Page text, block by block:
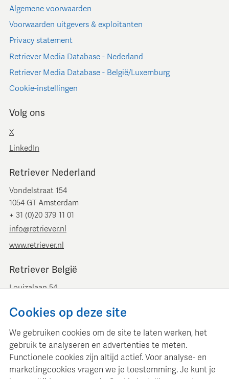
Algemene voorwaarden
Voorwaarden uitgevers & exploitanten
Privacy statement
Retriever Media Database - Nederland
Retriever Media Database - België/Luxemburg
Cookie-instellingen
Volg ons
X
LinkedIn
Retriever Nederland
Vondelstraat 154
1054 GT Amsterdam
+ 31 (0)20 379 11 01
info@retriever.nl
www.retriever.nl
Retriever België
Louizalaan 54
+ 32 (0)2 893 00 52
www.retrievermedia.be
Cookies op deze site
We gebruiken cookies om de site te laten werken, het
gebruik te analyseren en advertenties te meten.
Functionele cookies zijn altijd actief. Voor analyse- en
marketingcookies vragen we je toestemming. Je kunt je